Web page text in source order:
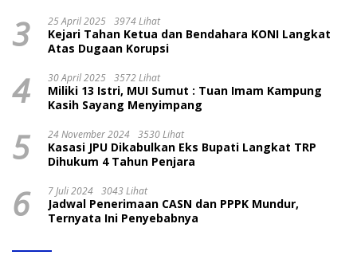
3 25 April 2025 3974 Lihat
Kejari Tahan Ketua dan Bendahara KONI Langkat
Atas Dugaan Korupsi
4 30 April 2025 3572 Lihat
Miliki 13 Istri, MUI Sumut : Tuan Imam Kampung
Kasih Sayang Menyimpang
5 24 November 2024 3530 Lihat
Kasasi JPU Dikabulkan Eks Bupati Langkat TRP
Dihukum 4 Tahun Penjara
6 7 Juli 2024 3043 Lihat
Jadwal Penerimaan CASN dan PPPK Mundur,
Ternyata Ini Penyebabnya